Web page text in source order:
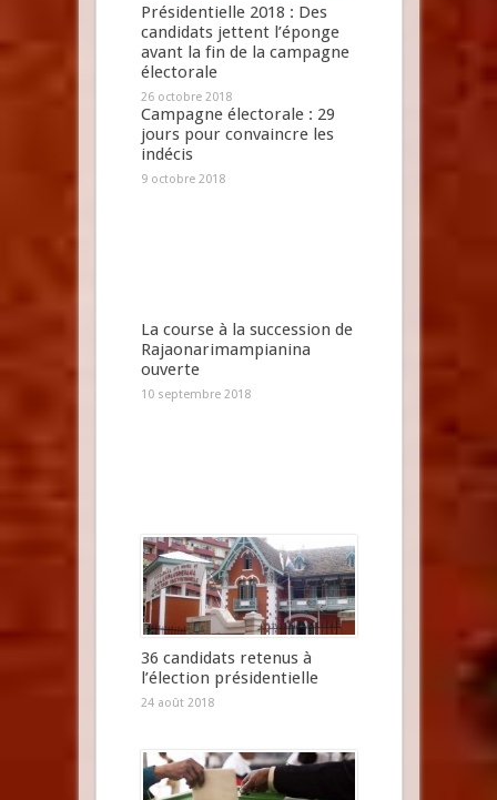
Présidentielle 2018 : Des
candidats jettent l’éponge
avant la fin de la campagne
électorale
26 octobre 2018
Campagne électorale : 29
jours pour convaincre les
indécis
9 octobre 2018
La course à la succession de
Rajaonarimampianina
ouverte
10 septembre 2018
36 candidats retenus à
l’élection présidentielle
24 août 2018